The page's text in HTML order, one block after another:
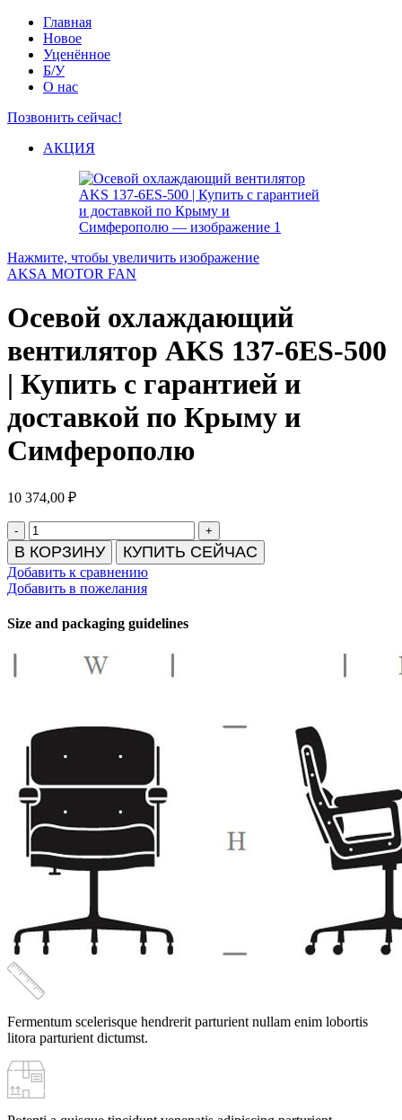
Главная
Новое
Уценённое
Б/У
О нас
Позвонить сейчас!
АКЦИЯ
Нажмите, чтобы увеличить изображение
AKSA MOTOR FAN
Осевой охлаждающий
вентилятор AKS 137-6ES-500
| Купить с гарантией и
доставкой по Крыму и
Симферополю
10 374,00 ₽
Количество
товара
Осевой
охлаждающий
вентилятор
137-
и
доставкой
Крыму
и
Симферополю
В КОРЗИНУ КУПИТЬ СЕЙЧАС
Добавить к сравнению
Добавить в пожелания
Size and packaging guidelines
Fermentum scelerisque hendrerit parturient nullam enim lobortis
litora parturient dictumst.